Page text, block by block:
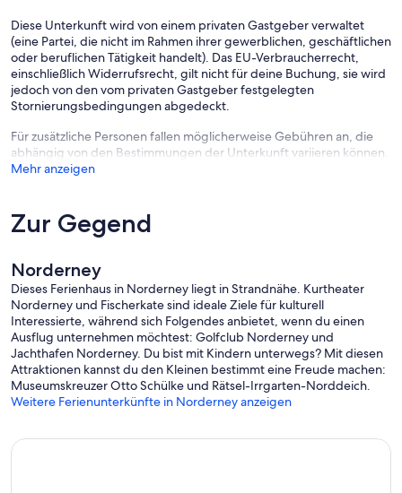
Diese Unterkunft wird von einem privaten Gastgeber verwaltet
(eine Partei, die nicht im Rahmen ihrer gewerblichen, geschäftlichen
oder beruflichen Tätigkeit handelt). Das EU-Verbraucherrecht,
einschließlich Widerrufsrecht, gilt nicht für deine Buchung, sie wird
jedoch von den vom privaten Gastgeber festgelegten
Stornierungsbedingungen abgedeckt.
Für zusätzliche Personen fallen möglicherweise Gebühren an, die
abhängig von den Bestimmungen der Unterkunft variieren können.
Mehr anzeigen
Zur Gegend
Norderney
Dieses Ferienhaus in Norderney liegt in Strandnähe. Kurtheater
Norderney und Fischerkate sind ideale Ziele für kulturell
Interessierte, während sich Folgendes anbietet, wenn du einen
Ausflug unternehmen möchtest: Golfclub Norderney und
Jachthafen Norderney. Du bist mit Kindern unterwegs? Mit diesen
Attraktionen kannst du den Kleinen bestimmt eine Freude machen:
Museumskreuzer Otto Schülke und Rätsel-Irrgarten-Norddeich.
Weitere Ferienunterkünfte in Norderney anzeigen